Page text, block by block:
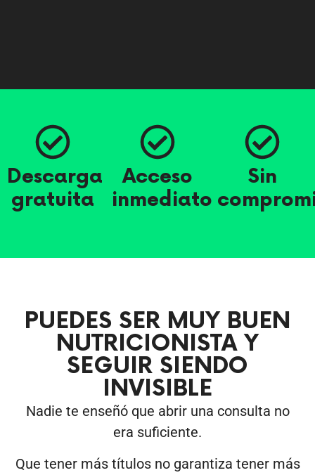
Descarga
gratuita
Acceso
inmediato
Sin
PUEDES SER MUY BUEN
NUTRICIONISTA Y
SEGUIR SIENDO
INVISIBLE
Nadie te enseñó que abrir una consulta no
era suficiente.
Que tener más títulos no garantiza tener más